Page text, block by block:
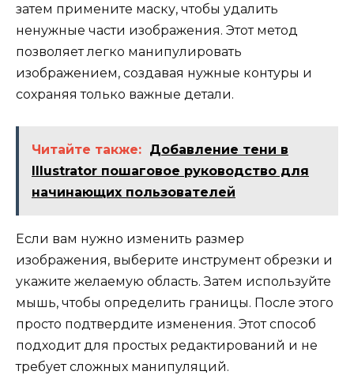
затем примените маску, чтобы удалить
ненужные части изображения. Этот метод
позволяет легко манипулировать
изображением, создавая нужные контуры и
сохраняя только важные детали.
Читайте также: Добавление тени в
Illustrator пошаговое руководство для
начинающих пользователей
Если вам нужно изменить размер
изображения, выберите инструмент обрезки и
укажите желаемую область. Затем используйте
мышь, чтобы определить границы. После этого
просто подтвердите изменения. Этот способ
подходит для простых редактирований и не
требует сложных манипуляций.